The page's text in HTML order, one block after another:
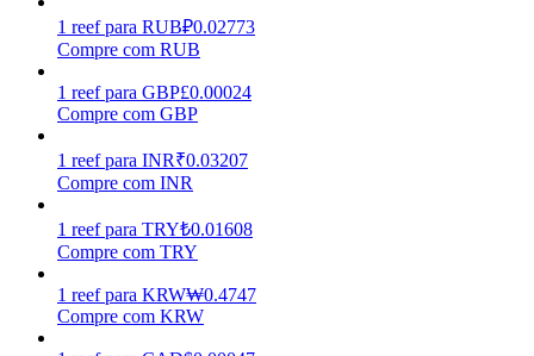
Porquinho poderoso
Ganhe recompensas competitivas diariamente
1 reef para RUB₽0.02773
Compre com RUB
1 reef para GBP£0.00024
Compre com GBP
1 reef para INR₹0.03207
Compre com INR
1 reef para TRY₺0.01608
Compre com TRY
1 reef para KRW₩0.4747
Compre com KRW